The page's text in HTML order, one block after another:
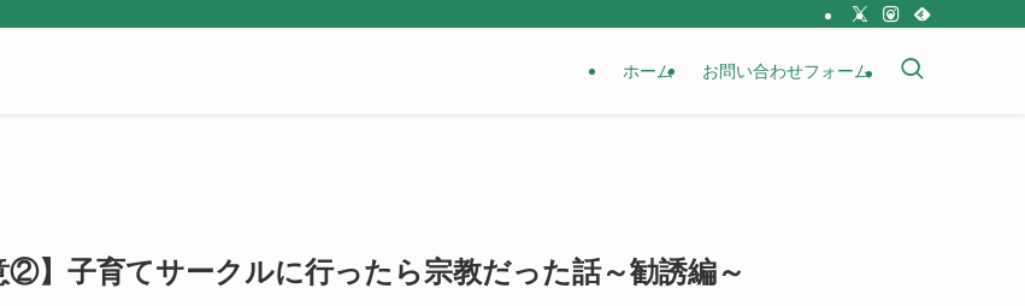
ホーム お問い合わせフォーム
②】子育てサークルに行ったら宗教だった話～勧誘編～